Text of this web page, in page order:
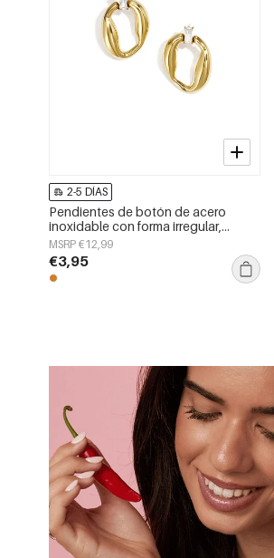
2-5 DÍAS
Pendientes de botón de acero
inoxidable con forma irregular,
sencillos, de la serie Daily Simple,
joyería para mujer.
MSRP €12,99
€3,95